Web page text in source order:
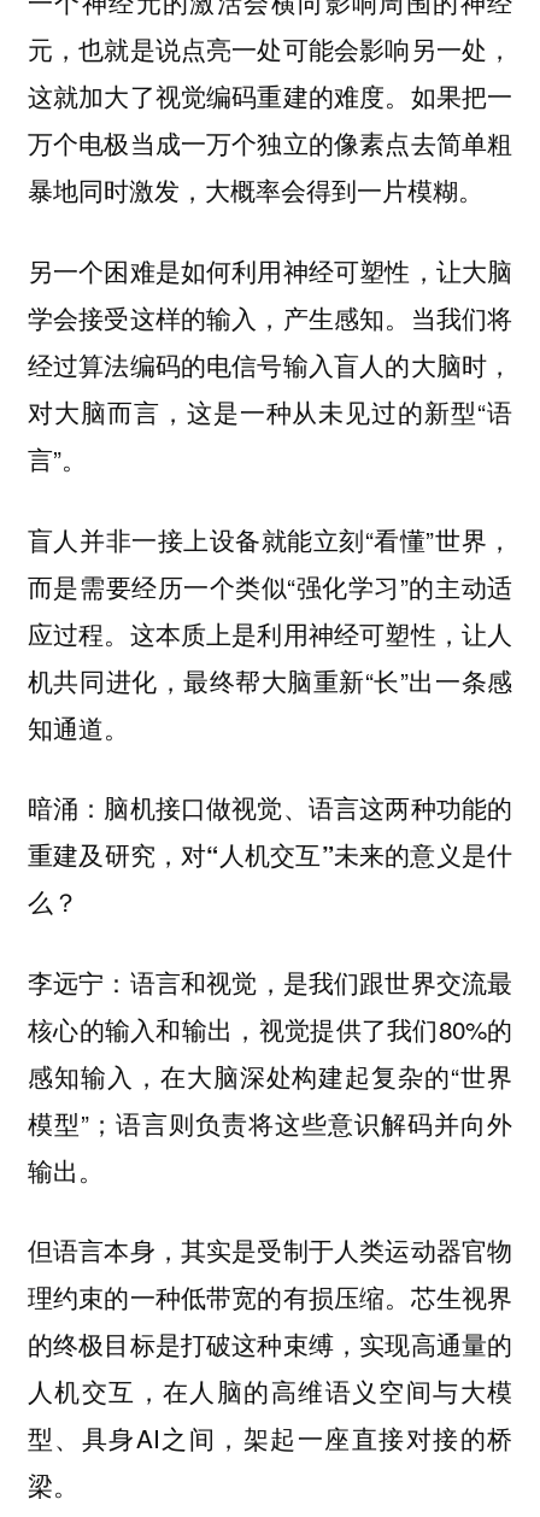
元，也就是说点亮一处可能会影响另一处，
这就加大了视觉编码重建的难度。如果把一
万个电极当成一万个独立的像素点去简单粗
暴地同时激发，大概率会得到一片模糊。
另一个困难是如何利用神经可塑性，让大脑
学会接受这样的输入，产生感知。 当我们将
经过算法编码的电信号输入盲人的大脑时，
对大脑而言，这是一种从未见过的新型“语
言”。
盲人并非一接上设备就能立刻“看懂”世界，
而是需要经历一个类似“强化学习”的主动适
应过程。这本质上是利用神经可塑性，让人
机共同进化，最终帮大脑重新“长”出一条感
知通道。
暗涌：脑机接口做视觉、语言这两种功能的
重建及研究，对“人机交互”未来的意义是什
么？
李远宁： 语言和视觉，是我们跟世界交流最
核心的输入和输出，视觉提供了我们80%的
感知输入，在大脑深处构建起复杂的“世界
模型”；语言则负责将这些意识解码并向外
输出。
但语言本身，其实是受制于人类运动器官物
理约束的一种低带宽的有损压缩。芯生视界
的终极目标是打破这种束缚，实现高通量的
人机交互，在人脑的高维语义空间与大模
型、具身AI之间，架起一座直接对接的桥
梁。